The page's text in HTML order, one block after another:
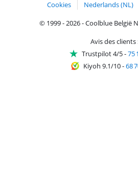
Cookies
Nederlands (NL)
© 1999 - 2026 - Coolblue België
Avis des clients
Trustpilot 4/5-75
Kiyoh 9.1/10-68